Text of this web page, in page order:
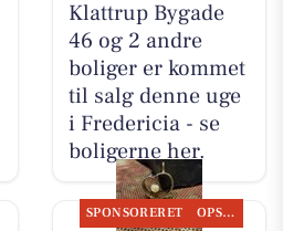
Klattrup Bygade
46 og 2 andre
boliger er kommet
til salg denne uge
i Fredericia - se
boligerne her.
SPONSORERET OPSLAGSTAVLEN